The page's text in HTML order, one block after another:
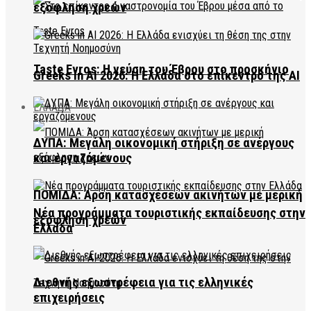
Taste Evros: Η γεύση του Έβρου στο προσκήνιο
ΕΛΛΑΔΑ
ΠΟΜΙΔΑ: Άρση κατασχέσεων ακινήτων με μερική
εξόφληση χρεών
εξόφληση χρεών
Greeks in AI 2026: Η Ελλάδα στο επίκεντρο της AI
ΔΥΠΑ: Μεγάλη οικονομική στήριξη σε ανέργους
και εργαζόμενους
Νέα προγράμματα τουριστικής εκπαίδευσης στην
Ελλάδα
Διεθνής εξωστρέφεια για τις ελληνικές
επιχειρήσεις